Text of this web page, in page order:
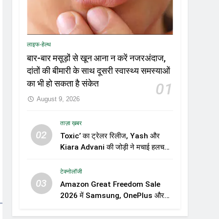
लाइफ-हेल्थ
बार-बार मसूड़ों से खून आना न करें नजरअंदाज,
दांतों की बीमारी के साथ दूसरी स्वास्थ्य समस्याओं
का भी हो सकता है संकेत
01
August 9, 2026
02
ताज़ा ख़बर
Toxic’ का ट्रेलर रिलीज, Yash और
Kiara Advani की जोड़ी ने मचाई हलचल,
03
टेक्नोलॉजी
Amazon Great Freedom Sale
2026 में Samsung, OnePlus और